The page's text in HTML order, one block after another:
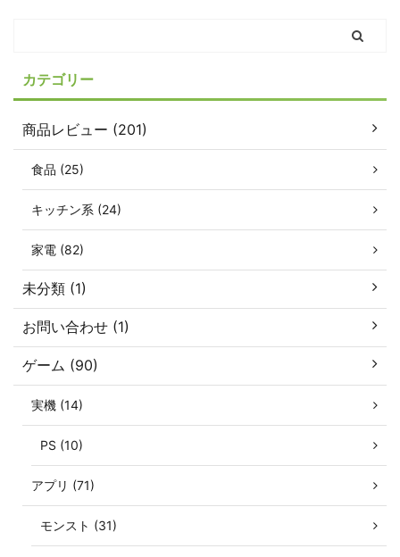
カテゴリー
商品レビュー (201)
食品 (25)
キッチン系 (24)
家電 (82)
未分類 (1)
お問い合わせ (1)
ゲーム (90)
実機 (14)
PS (10)
アプリ (71)
モンスト (31)